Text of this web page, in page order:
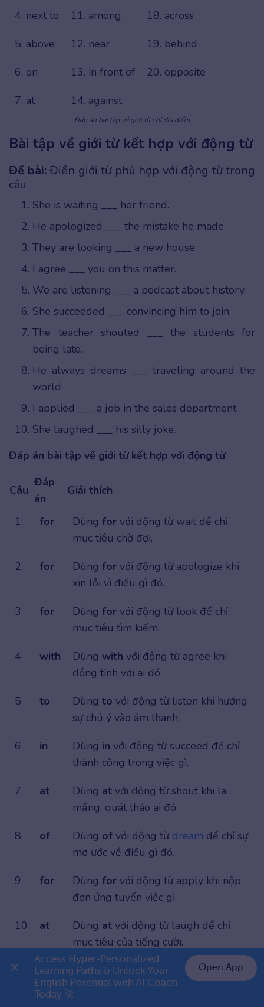
4. next to
11. among
18. across
5. above
12. near
19. behind
6. on
13. in front of
20. opposite
7. at
14. against
Đáp án bài tập về giới từ chỉ địa điểm
Bài tập về giới từ kết hợp với động từ
Đề bài:Điền giới từ phù hợp với động từ trong
câu
She is waiting ___ her friend.
He apologized ___ the mistake he made.
They are looking ___ a new house.
I agree ___ you on this matter.
We are listening ___ a podcast about history.
She succeeded ___ convincing him to join.
The teacher shouted ___ the students for
being late.
He always dreams ___ traveling around the
world.
I applied ___ a job in the sales department.
She laughed ___ his silly joke.
Đáp án bài tập về giới từ kết hợp với động từ
Câu
Đáp
án
Giải thích
1 for Dùng for với động từ wait để chỉ
mục tiêu chờ đợi.
2
for Dùng for với động từ apologize khi
xin lỗi vì điều gì đó.
3
for Dùng for với động từ look để chỉ
mục tiêu tìm kiếm.
4
with Dùng with với động từ agree khi
đồng tình với ai đó.
5
to Dùng to với động từ listen khi hướng
sự chú ý vào âm thanh.
6
in Dùng in với động từ succeed để chỉ
thành công trong việc gì.
7
at Dùng at với động từ shout khi la
mắng, quát tháo ai đó.
8
of Dùng of với động từ dream để chỉ sự
mơ ước về điều gì đó.
9
for Dùng for với động từ apply khi nộp
đơn ứng tuyển việc gì.
10
at Dùng at với động từ laugh để chỉ
mục tiêu của tiếng cười.
Bảng đáp án bài tập về giới từ kết hợp với động từ
Đề bài: Điền on hoặc at vào chỗ trống
I sent a letter ____ the manager regarding the
👉 Premium 1 năm chỉ 999K
Access Hyper-Personalized
Learning Paths & Unlock Your
English Potential with AI Coach
Today 🚀
Open App